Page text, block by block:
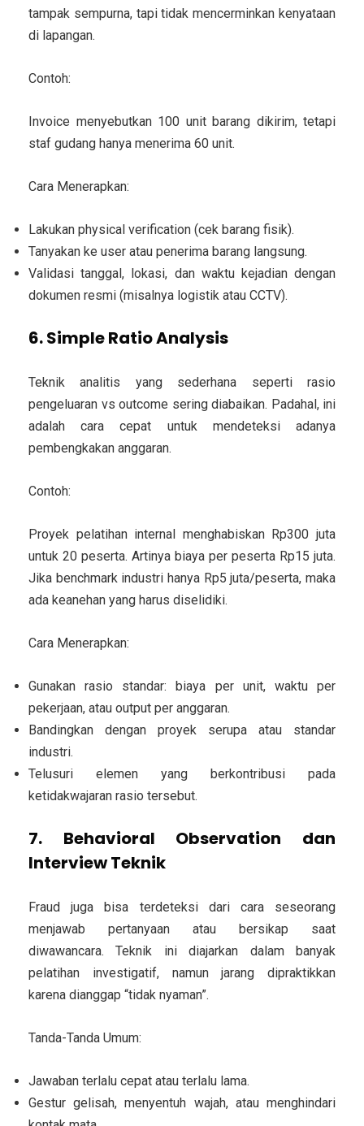
tampak sempurna, tapi tidak mencerminkan kenyataan
di lapangan.
Contoh:
Invoice menyebutkan 100 unit barang dikirim, tetapi
staf gudang hanya menerima 60 unit.
Cara Menerapkan:
Lakukan physical verification (cek barang fisik).
Tanyakan ke user atau penerima barang langsung.
Validasi tanggal, lokasi, dan waktu kejadian dengan
dokumen resmi (misalnya logistik atau CCTV).
6. Simple Ratio Analysis
Teknik analitis yang sederhana seperti rasio
pengeluaran vs outcome sering diabaikan. Padahal, ini
adalah cara cepat untuk mendeteksi adanya
pembengkakan anggaran.
Contoh:
Proyek pelatihan internal menghabiskan Rp300 juta
untuk 20 peserta. Artinya biaya per peserta Rp15 juta.
Jika benchmark industri hanya Rp5 juta/peserta, maka
ada keanehan yang harus diselidiki.
Cara Menerapkan:
Gunakan rasio standar: biaya per unit, waktu per
pekerjaan, atau output per anggaran.
Bandingkan dengan proyek serupa atau standar
industri.
Telusuri elemen yang berkontribusi pada
ketidakwajaran rasio tersebut.
7. Behavioral Observation dan
Interview Teknik
Fraud juga bisa terdeteksi dari cara seseorang
menjawab pertanyaan atau bersikap saat
diwawancara. Teknik ini diajarkan dalam banyak
pelatihan investigatif, namun jarang dipraktikkan
karena dianggap “tidak nyaman”.
Tanda-Tanda Umum:
Jawaban terlalu cepat atau terlalu lama.
Gestur gelisah, menyentuh wajah, atau menghindari